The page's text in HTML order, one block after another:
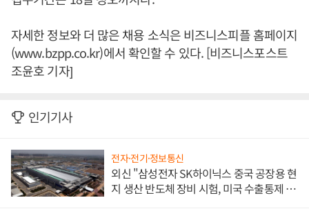
자세한 정보와 더 많은 채용 소식은 비즈니스피플 홈페이지
(www.bzpp.co.kr)에서 확인할 수 있다. [비즈니스포스트
조윤호 기자]
인기기사
전자·전기·정보통신
외신 "삼성전자 SK하이닉스 중국 공장용 현
지 생산 반도체 장비 시험, 미국 수출통제 대